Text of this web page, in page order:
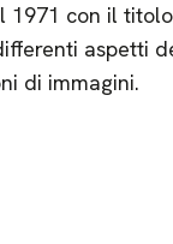
con il
aspetti
di immagini.